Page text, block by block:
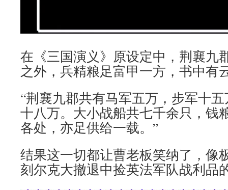
在《三国演义》原设定中，荆襄九
之外，兵精粮足富甲一方，书中有
“荆襄九郡共有马军五万，步军十
十八万。大小战船共七千余只，钱
各处，亦足供给一载。”
结果这一切都让曹老板笑纳了，像
刻尔克大撤退中捡英法军队战利品